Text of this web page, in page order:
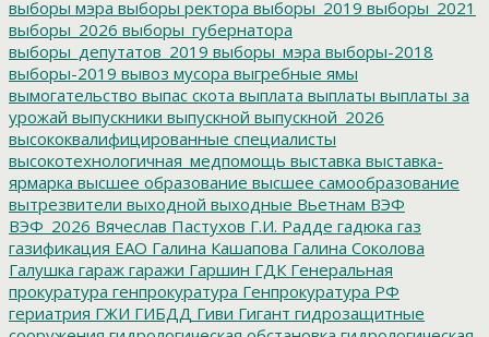
выборы мэра выборы ректора выборы_2019 выборы_2021
выборы_2026 выборы_губернатора
выборы_депутатов_2019 выборы_мэра выборы-2018
выборы-2019 вывоз мусора выгребные ямы
вымогательство выпас скота выплата выплаты выплаты за
урожай выпускники выпускной выпускной_2026
высококвалифицированные специалисты
высокотехнологичная_медпомощь выставка выставка-
ярмарка высшее образование высшее самообразование
вытрезвители выходной выходные Вьетнам ВЭФ
ВЭФ_2026 Вячеслав Пастухов Г.И. Радде гадюка газ
газификация ЕАО Галина Кашапова Галина Соколова
Галушка гараж гаражи Гаршин ГДК Генеральная
прокуратура генпрокуратура Генпрокуратура РФ
гериатрия ГЖИ ГИБДД Гиви Гигант гидрозащитные